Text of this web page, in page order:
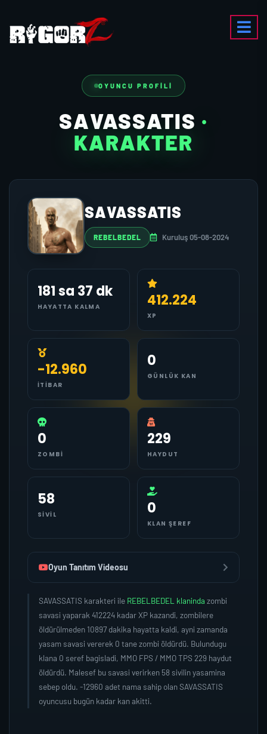
OYUNCU PROFILI
SAVASSATIS ·
KARAKTER
SAVASSATIS
REBELBEDEL Kuruluş 05-08-2024
181 sa 37 dk
HAYATTA KALMA 412.224
XP
-12.960
İTIBAR
0
GÜNLÜK KAN
0
ZOMBI
229
HAYDUT
58
SIVIL 0
KLAN ŞEREF
Oyun Tanıtım Videosu
SAVASSATIS karakteri ile REBELBEDEL klaninda zombi
savasi yaparak 412224 kadar XP kazandi, zombilere
öldürülmeden 10897 dakika hayatta kaldi, ayni zamanda
yasam savasi vererek 0 tane zombi öldürdü. Bulundugu
klana 0 seref bagisladi, MMO FPS / MMO TPS 229 haydut
öldürdü. Malesef bu savasi verirken 58 sivilin yasamina
sebep oldu. -12960 adet nama sahip olan SAVASSATIS
oyuncusu bugün kadar kan akitti.